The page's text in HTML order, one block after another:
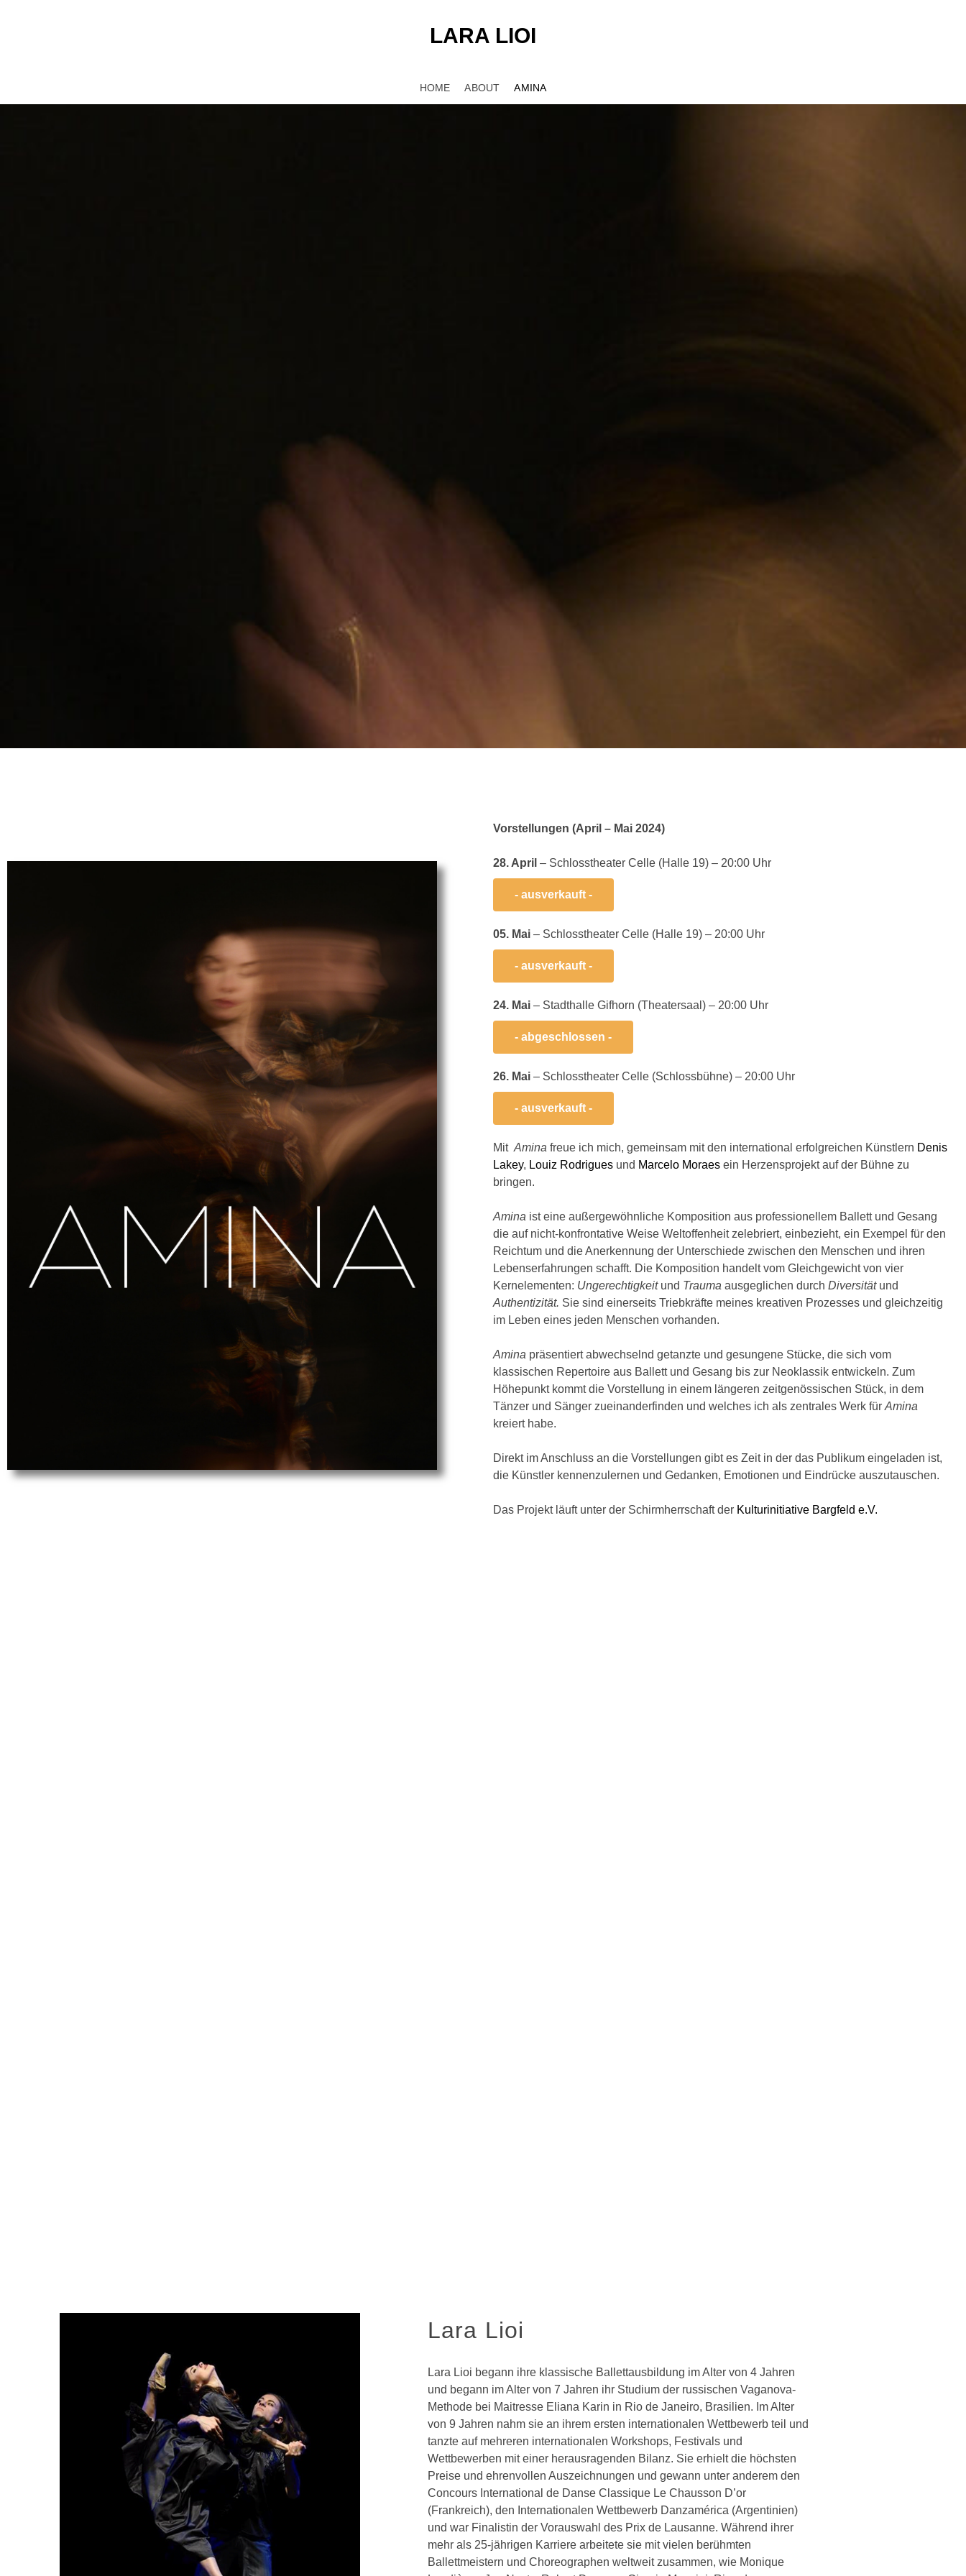
LARA LIOI
HOME ABOUT AMINA
Vorstellungen (April – Mai 2024)
28. April – Schlosstheater Celle (Halle 19) – 20:00 Uhr
- ausverkauft -
05. Mai – Schlosstheater Celle (Halle 19) – 20:00 Uhr
- ausverkauft -
24. Mai – Stadthalle Gifhorn (Theatersaal) – 20:00 Uhr
- abgeschlossen -
26. Mai – Schlosstheater Celle (Schlossbühne) – 20:00 Uhr
- ausverkauft -
Mit Aminafreue ich mich, gemeinsam mit den international erfolgreichen Künstlern Denis
Lakey, Louiz Rodrigues und Marcelo Moraes ein Herzensprojekt auf der Bühne zu
bringen.
Amina ist eine außergewöhnliche Komposition aus professionellem Ballett und Gesang
die auf nicht-konfrontative Weise Weltoffenheit zelebriert, einbezieht, ein Exempel für den
Reichtum und die Anerkennung der Unterschiede zwischen den Menschen und ihren
Lebenserfahrungen schafft. Die Komposition handelt vom Gleichgewicht von vier
Kernelementen: Ungerechtigkeit und Traumaausgeglichen durchDiversität und
Authentizität. Sie sind einerseits Triebkräfte meines kreativen Prozesses und gleichzeitig
im Leben eines jeden Menschen vorhanden.
Amina präsentiert abwechselnd getanzte und gesungene Stücke, die sich vom
klassischen Repertoire aus Ballett und Gesang bis zur Neoklassik entwickeln. Zum
Höhepunkt kommt die Vorstellung in einem längeren zeitgenössischen Stück, in dem
Tänzer und Sänger zueinanderfinden und welches ich als zentrales Werk fürAmina
kreiert habe.
Direkt im Anschluss an die Vorstellungen gibt es Zeit in der das Publikum eingeladen ist,
die Künstler kennenzulernen und Gedanken, Emotionen und Eindrücke auszutauschen.
Das Projekt läuft unter der Schirmherrschaft der Kulturinitiative Bargfeld e.V.
Lara Lioi
Lara Lioi begann ihre klassische Ballettausbildung im Alter von 4 Jahren
und begann im Alter von 7 Jahren ihr Studium der russischen Vaganova-
Methode bei Maitresse Eliana Karin in Rio de Janeiro, Brasilien. Im Alter
von 9 Jahren nahm sie an ihrem ersten internationalen Wettbewerb teil und
tanzte auf mehreren internationalen Workshops, Festivals und
Wettbewerben mit einer herausragenden Bilanz. Sie erhielt die höchsten
Preise und ehrenvollen Auszeichnungen und gewann unter anderem den
Concours International de Danse Classique Le Chausson D’or
(Frankreich), den Internationalen Wettbewerb Danzamérica (Argentinien)
und war Finalistin der Vorauswahl des Prix de Lausanne. Während ihrer
mehr als 25-jährigen Karriere arbeitete sie mit vielen berühmten
Ballettmeistern und Choreographen weltweit zusammen, wie Monique